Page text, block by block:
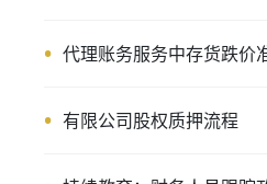
代理账务服务中存货跌价
有限公司股权质押流程